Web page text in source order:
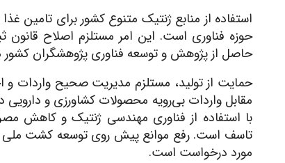
استفاده از منابع ژنتیک متنوع کشور برای تامین
حوزه فناوری است. این امر مستلزم اصلاح قانون
حاصل از پژوهش و توسعه فناوری پژوهشگران کشور
حمایت از تولید، مستلزم مدیریت صحیح واردات و
مقابل واردات بی‌رویه محصولات کشاورزی و دارویی
با استفاده از فناوری مهندسی ژنتیک و کاهش
تاسف است. رفع موانع پیش روی توسعه کشت ملی
مورد درخواست است.